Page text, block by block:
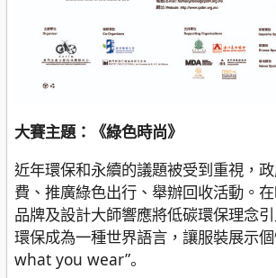
大賽主題：《綠色時尚》
近年環保和永續的議題被受到重視，
費、推廣綠色出行、舉辦回收活動。
品牌及設計大師響應將低碳環保理念
環保成為一種世界語言，讓服裝展示
what you wear”。